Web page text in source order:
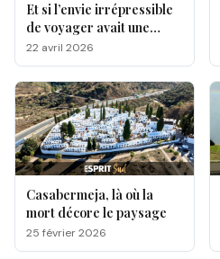
Et si l’envie irrépressible
de voyager avait une
origine génétique ?
22 avril 2026
Casabermeja, là où la
mort décore le paysage
25 février 2026